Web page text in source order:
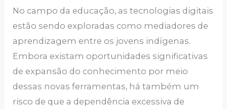
No campo da educação, as tecnologias digitais
estão sendo exploradas como mediadores de
aprendizagem entre os jovens indígenas.
Embora existam oportunidades significativas
de expansão do conhecimento por meio
dessas novas ferramentas, há também um
risco de que a dependência excessiva de